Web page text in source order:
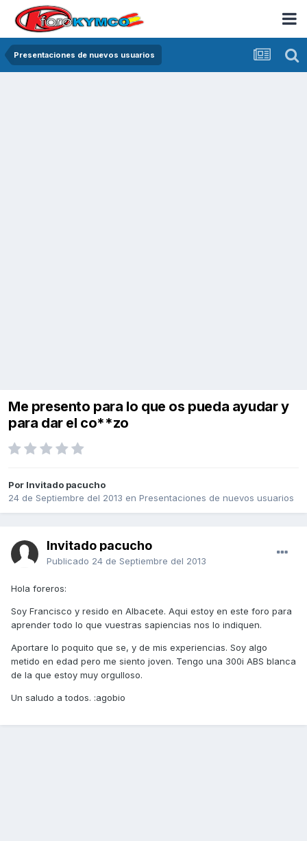
Presentaciones de nuevos usuarios
Me presento para lo que os pueda ayudar y
para dar el co**zo
Por Invitado pacucho
24 de Septiembre del 2013 en Presentaciones de nuevos usuarios
Invitado pacucho
Publicado 24 de Septiembre del 2013
Hola foreros:
Soy Francisco y resido en Albacete. Aqui estoy en este foro para
aprender todo lo que vuestras sapiencias nos lo indiquen.
Aportare lo poquito que se, y de mis experiencias. Soy algo
metido en edad pero me siento joven. Tengo una 300i ABS blanca
de la que estoy muy orgulloso.
Un saludo a todos. :agobio